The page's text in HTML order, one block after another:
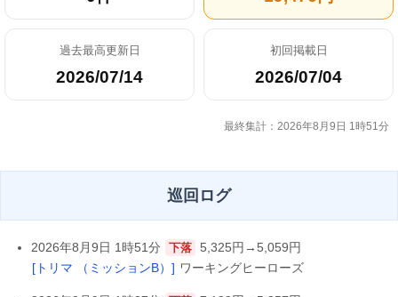
過去最高更新日
2026/07/14
初回掲載日
2026/07/04
最終集計：2026年8月9日 1時51分
巡回ログ
2026年8月9日 1時51分 下落 5,325円→5,059円
[トリマ （ミッションB）] ワーキングヒーローズ